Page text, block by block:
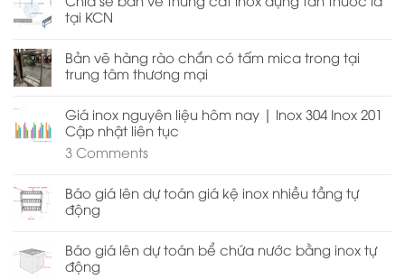
tại KCN
Bản vẽ hàng rào chắn có tấm mica trong tại
trung tâm thương mại
Giá inox nguyên liệu hôm nay | Inox 304 Inox 201
Cập nhật liên tục
3 Comments
Báo giá lên dự toán giá kệ inox nhiều tầng tự
động
Báo giá lên dự toán bể chứa nước bằng inox tự
động